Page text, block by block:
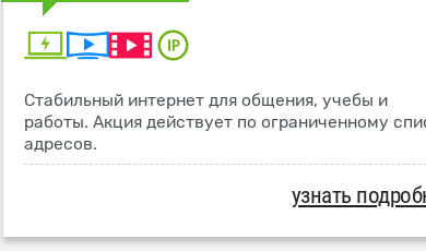
Стабильный интернет для общения, учебы и
работы. Акция действует по ограниченному
адресов.
узнать